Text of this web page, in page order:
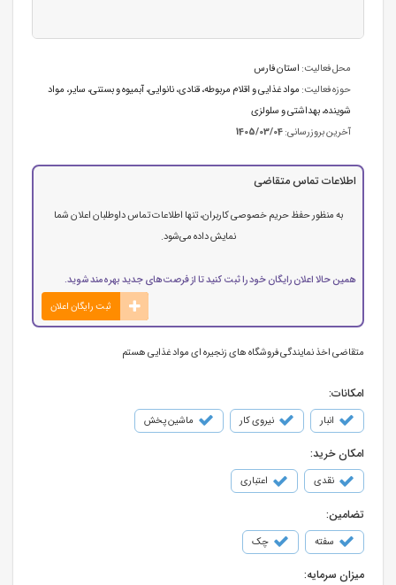
محل فعالیت: استان فارس
حوزه فعالیت: مواد غذایی و اقلام مربوطه،قنادی، نانوایی، آبمیوه و بستنی، سایر، مواد
شوینده، بهداشتی و سلولزی
آخرین بروزرسانی:1405/03/04
اطلاعات تماس متقاضی
به منظور حفظ حریم خصوصی کاربران، تنها اطلاعات تماس داوطلبان اعلان شما
نمایش داده می‌شود.
همین حالا اعلان رایگان خود را ثبت کنید تا از فرصت‌های جدید بهره‌مند شوید.
ثبت رایگان اعلان
متقاضی اخذ نمایندگی فروشگاه های زنجیره ای مواد غذایی هستم
امکانات:
انبار نیروی کار ماشین پخش
امکان خرید:
نقدی اعتباری
تضامین:
سفته چک
میزان سرمایه: